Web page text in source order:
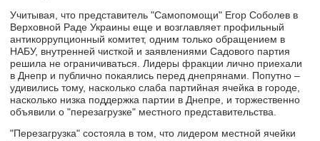
Учитывая, что представитель "Самопомощи" Егор Соболев в
Верховной Раде Украины еще и возглавляет профильный
антикоррупционный комитет, одним только обращением в
НАБУ, внутренней чисткой и заявлениями Садового партия
решила не ограничиваться. Лидеры фракции лично приехали
в Днепр и публично покаялись перед днепрянами. Попутно –
удивились тому, насколько слаба партийная ячейка в городе,
насколько низка поддержка партии в Днепре, и торжественно
объявили о "перезагрузке" местного представительства.
"Перезагрузка" состояла в том, что лидером местной ячейки